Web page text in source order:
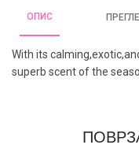
ОПИС
With its
superb scent of the